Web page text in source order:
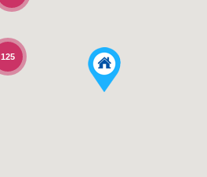
125